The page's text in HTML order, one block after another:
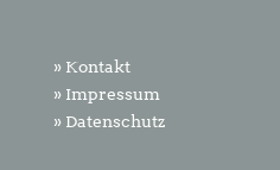
» Kontakt
» Impressum
» Datenschutz